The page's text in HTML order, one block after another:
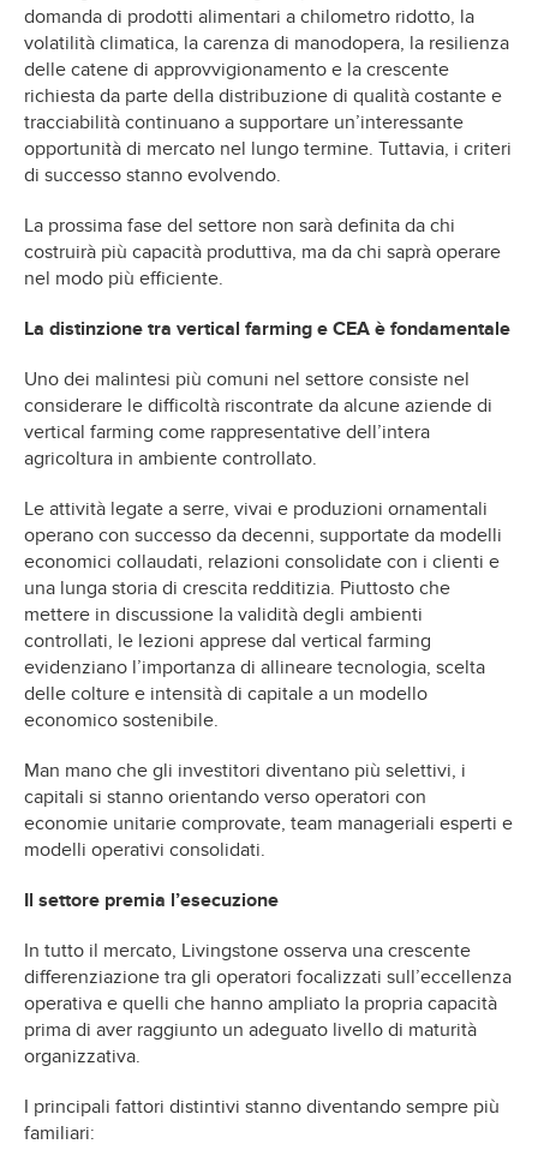
domanda di prodotti alimentari a chilometro ridotto, la
volatilità climatica, la carenza di manodopera, la resilienza
delle catene di approvvigionamento e la crescente
richiesta da parte della distribuzione di qualità costante e
tracciabilità continuano a supportare un’interessante
opportunità di mercato nel lungo termine. Tuttavia, i criteri
di successo stanno evolvendo.
La prossima fase del settore non sarà definita da chi
costruirà più capacità produttiva, ma da chi saprà operare
nel modo più efficiente.
La distinzione tra vertical farming e CEA è fondamentale
Uno dei malintesi più comuni nel settore consiste nel
considerare le difficoltà riscontrate da alcune aziende di
vertical farming come rappresentative dell’intera
agricoltura in ambiente controllato.
Le attività legate a serre, vivai e produzioni ornamentali
operano con successo da decenni, supportate da modelli
economici collaudati, relazioni consolidate con i clienti e
una lunga storia di crescita redditizia. Piuttosto che
mettere in discussione la validità degli ambienti
controllati, le lezioni apprese dal vertical farming
evidenziano l’importanza di allineare tecnologia, scelta
delle colture e intensità di capitale a un modello
economico sostenibile.
Man mano che gli investitori diventano più selettivi, i
capitali si stanno orientando verso operatori con
economie unitarie comprovate, team manageriali esperti e
modelli operativi consolidati.
Il settore premia l’esecuzione
In tutto il mercato, Livingstone osserva una crescente
differenziazione tra gli operatori focalizzati sull’eccellenza
operativa e quelli che hanno ampliato la propria capacità
prima di aver raggiunto un adeguato livello di maturità
organizzativa.
I principali fattori distintivi stanno diventando sempre più
familiari: